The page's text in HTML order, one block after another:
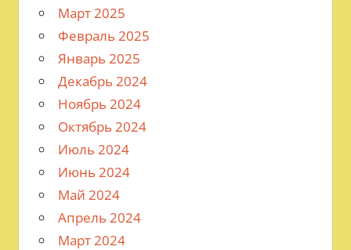
Март 2025
Февраль 2025
Январь 2025
Декабрь 2024
Ноябрь 2024
Октябрь 2024
Июль 2024
Июнь 2024
Май 2024
Апрель 2024
Март 2024